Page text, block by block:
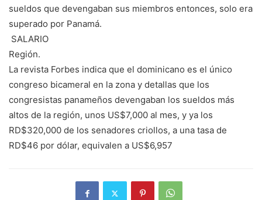
sueldos que devengaban sus miem­bros entonces, solo era
su­perado por Panamá.
SALARIO
Región.
La revista Forbes indi­ca que el dominicano es el único
congreso bica­meral en la zona y de­tallas que los
congresis­tas panameños deven­gaban los sueldos más
altos de la región, unos US$7,000 al mes, y ya los
RD$320,000 de los senadores criollos, a una tasa de
RD$46 por dólar, equivalen a US$6,957